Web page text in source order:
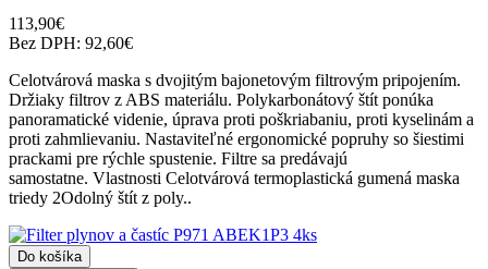
113,90€
Bez DPH: 92,60€
Celotvárová maska s dvojitým bajonetovým filtrovým pripojením.
Držiaky filtrov z ABS materiálu. Polykarbonátový štít ponúka
panoramatické videnie, úprava proti poškriabaniu, proti kyselinám a
proti zahmlievaniu. Nastaviteľné ergonomické popruhy so šiestimi
prackami pre rýchle spustenie. Filtre sa predávajú
samostatne. Vlastnosti Celotvárová termoplastická gumená maska
triedy 2Odolný štít z poly..
Do košíka